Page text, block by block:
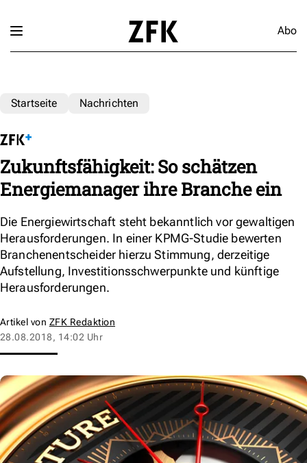
Abo
Startseite Nachrichten
Zukunftsfähigkeit: So schätzen
Energiemanager ihre Branche ein
Die Energiewirtschaft steht bekanntlich vor gewaltigen
Herausforderungen. In einer KPMG-Studie bewerten
Branchenentscheider hierzu Stimmung, derzeitige
Aufstellung, Investitionsschwerpunkte und künftige
Herausforderungen.
Artikel von ZFK Redaktion
28.08.2018, 14:02 Uhr